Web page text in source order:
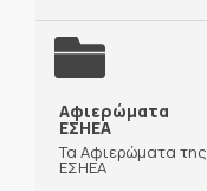
Αφιερώματα
ΕΣΗΕΑ
Τα Αφιερώματα της
ΕΣΗΕΑ